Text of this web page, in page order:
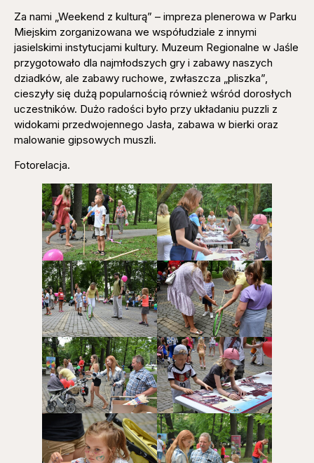
Za nami „Weekend z kulturą” – impreza plenerowa w Parku
Miejskim zorganizowana we współudziale z innymi
jasielskimi instytucjami kultury. Muzeum Regionalne w Jaśle
przygotowało dla najmłodszych gry i zabawy naszych
dziadków, ale zabawy ruchowe, zwłaszcza „pliszka”,
cieszyły się dużą popularnością również wśród dorosłych
uczestników. Dużo radości było przy układaniu puzzli z
widokami przedwojennego Jasła, zabawa w bierki oraz
malowanie gipsowych muszli.
Fotorelacja.